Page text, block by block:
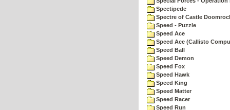
Spectipede
Spectre of Castle
Speed - Puzzle
Speed Ace
Speed Ace (Callisto
Speed Ball
Speed Demon
Speed Fox
Speed Hawk
Speed King
Speed Matter
Speed Racer
Speed Run